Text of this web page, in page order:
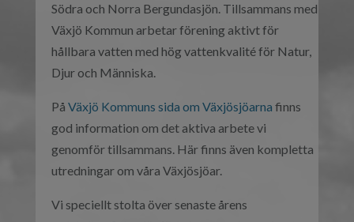
Södra och Norra Bergundasjön. Tillsammans med
Växjö Kommun arbetar förening aktivt för
hållbara vatten med hög vattenkvalité för Natur,
Djur och Människa.
På Växjö Kommuns sida om Växjösjöarna finns
god information om det aktiva arbete vi
genomför tillsammans. Här finns även kompletta
utredningar om våra Växjösjöar.
Vi speciellt stolta över senaste årens